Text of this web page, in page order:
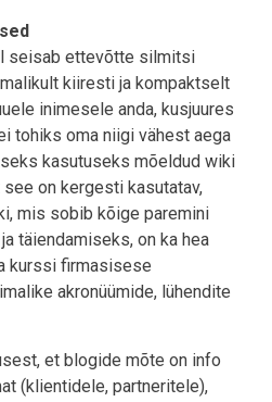
seisab ettevõtte silmitsi
kiiresti ja kompaktselt
inimesele anda, kusjuures
tohiks oma niigi vähest aega
kasutuseks mõeldud wiki
on kergesti kasutatav,
mis sobib kõige paremini
täiendamiseks, on ka hea
kurssi firmasisese
akronüümide, lühendite
et blogide mõte on info
(klientidele, partneritele),